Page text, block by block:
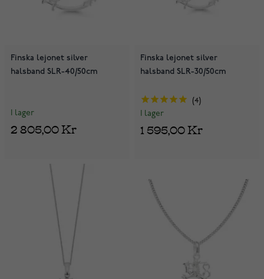
Finska lejonet silver
halsband SLR-40/50cm
I lager
2 805,00 Kr
Finska lejonet silver
halsband SLR-30/50cm
4
I lager
1 595,00 Kr